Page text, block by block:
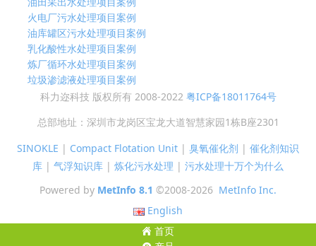
火电厂污水处理项目案例
油库罐区污水处理项目案例
乳化酸性水处理项目案例
炼厂循环水处理项目案例
垃圾渗滤液处理项目案例
科力迩科技 版权所有 2008-2022 粤ICP备18011764号
总部地址：深圳市龙岗区宝龙大道智慧家园1栋B座2301
SINOKLE | Compact Flotation Unit | 臭氧催化剂 | 催化剂知识
库 | 气浮知识库 | 炼化污水处理 | 污水处理十万个为什么
Powered by MetInfo 8.1 ©2008-2026 MetInfo Inc.
English
首页